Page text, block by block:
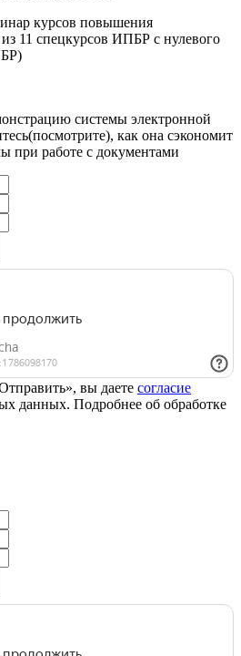
курсов повышения
11 спецкурсов ИПБР с нулевого
системы электронной
как она сэкономит
при работе с документами
вы даете согласие
данных. Подробнее об обработке